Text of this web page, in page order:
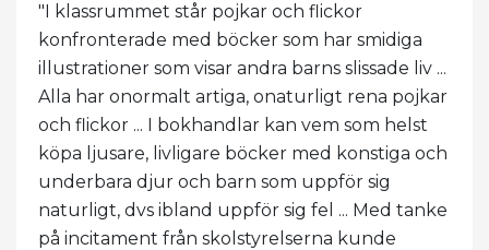
"I klassrummet står pojkar och flickor
konfronterade med böcker som har smidiga
illustrationer som visar andra barns slissade liv ...
Alla har onormalt artiga, onaturligt rena pojkar
och flickor ... I bokhandlar kan vem som helst
köpa ljusare, livligare böcker med konstiga och
underbara djur och barn som uppför sig
naturligt, dvs ibland uppför sig fel ... Med tanke
på incitament från skolstyrelserna kunde